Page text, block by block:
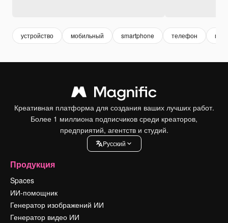
устройство мобильный smartphone телефон
Креативная платформа для создания ваших лучших работ.
Более 1 миллиона подписчиков среди креаторов,
предприятий, агентств и студий.
Pусский
Продукция
Spaces
ИИ-помощник
Генератор изображений ИИ
Генератор видео ИИ